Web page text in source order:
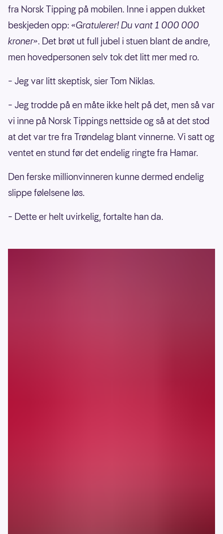
fra Norsk Tipping på mobilen. Inne i appen dukket
beskjeden opp: «Gratulerer! Du vant 1 000 000
kroner». Det brøt ut full jubel i stuen blant de andre,
men hovedpersonen selv tok det litt mer med ro.
– Jeg var litt skeptisk, sier Tom Niklas.
– Jeg trodde på en måte ikke helt på det, men så var
vi inne på Norsk Tippings nettside og så at det stod
at det var tre fra Trøndelag blant vinnerne. Vi satt og
ventet en stund før det endelig ringte fra Hamar.
Den ferske millionvinneren kunne dermed endelig
slippe følelsene løs.
– Dette er helt uvirkelig, fortalte han da.